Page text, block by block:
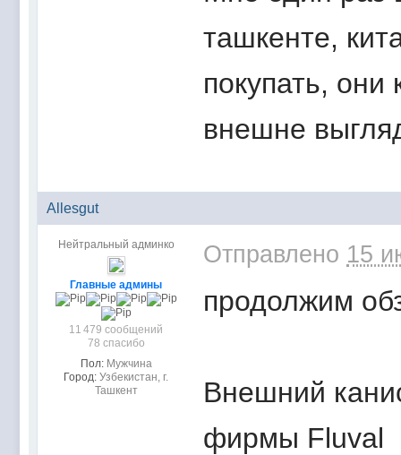
ташкенте,
покупать,
внешне
Allesgut
Нейтральный админко
Главные админы
11 479 сообщений
78 спасибо
Пол: Мужчина
Город: Узбекистан, г.
Ташкент
Отправлено 15
продолжим
Внешний
фирмы Fluval